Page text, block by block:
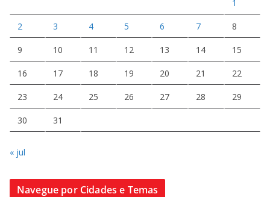
1
2 3 4 5 6 7 8
9 10 11 12 13 14 15
16 17 18 19 20 21 22
23 24 25 26 27 28 29
30 31
« jul
Navegue por Cidades e Temas